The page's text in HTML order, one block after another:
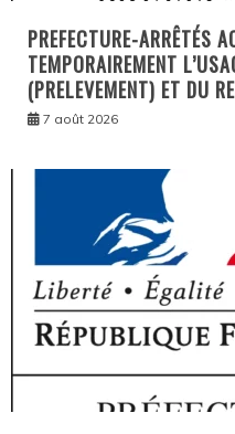
PREFECTURE-ARRÊTÉS
TEMPORAIREMENT
(PRELEVEMENT) ET DU
7 août 2026